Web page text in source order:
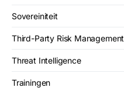
Sovereiniteit
Third-Party Risk Management
Threat Intelligence
Trainingen